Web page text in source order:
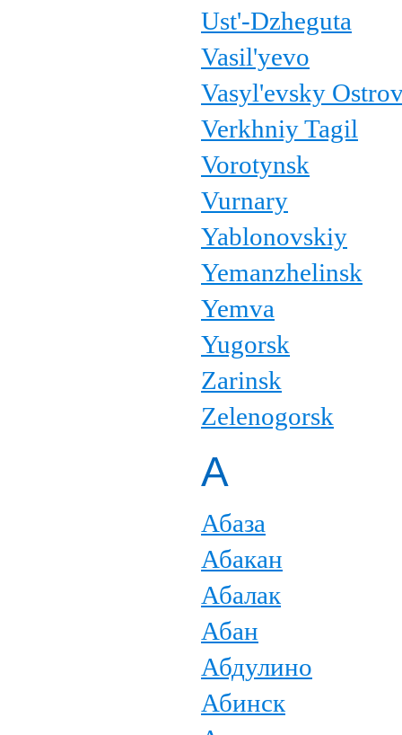
Ust'-Dzheguta
Vasil'yevo
Vasyl'evsky
Verkhniy Tagil
Vorotynsk
Vurnary
Yablonovskiy
Yemanzhelinsk
Yemva
Yugorsk
Zarinsk
Zelenogorsk
А
Абаза
Абакан
Абалак
Абан
Абдулино
Абинск